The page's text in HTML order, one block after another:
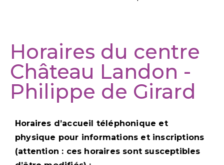
Horaires du centre
Château Landon -
Philippe de Girard
Horaires d’accueil téléphonique et
physique pour informations et inscriptions
(attention : ces horaires sont susceptibles